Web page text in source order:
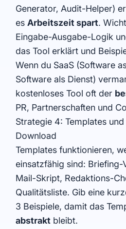
Generator, Audit-Helper)
es Arbeitszeit spart.
Eingabe-Ausgabe-Logik
das Tool erklärt und
Wenn du SaaS (Software
Software als Dienst)
kostenloses Tool oft der
PR, Partnerschaften und
Strategie 4: Templates
Download
Templates funktionieren,
einsatzfähig sind: Briefing-
Mail-Skript, Redaktions-
Qualitätsliste. Gib eine
3 Beispiele, damit das
abstrakt bleibt.